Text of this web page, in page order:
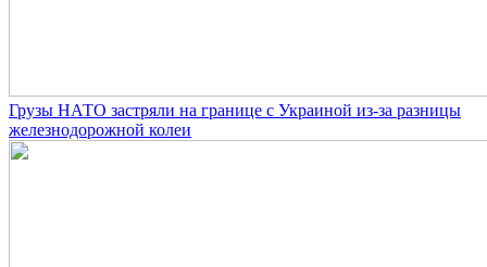
Грузы НАТО застряли на границе с Украиной из-за разницы
железнодорожной колеи